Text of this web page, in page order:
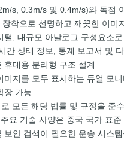
s, 0.3m/s 및 0.4m/s)와 독점
착으로 선명하고 깨끗한 이미
털, 대규모 아날로그 구성요소
간 상태 정보, 통계 보고서 및
휴대용 분리형 구조 설계
미지를 모두 표시하는 듀얼 모
장 가능
모든 해당 법률 및 규정을 준수
요 기술 사양은 중국 국가 표
보안 검색이 필요한 운송 시스